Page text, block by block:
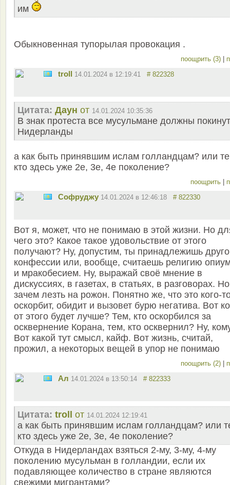
им
Обыкновенная тупорылая провокация .
поощрить (3)
troll 14.01.2024 в 12:19:41 # 822328
Цитата: Даун от 14.01.2024 10:35:36
В знак протеста все мусульмане должны
Нидерланды
а как быть принявшим ислам голландцам? или
кто здесь уже 2е, 3е, 4е поколение?
поощрить
Софруджу 14.01.2024 в 12:46:18 # 822330
Вот я, может, что не понимаю в этой жизни. Но
чего это? Какое такое удовольствие от этого
получают? Ну, допустим, ты принадлежишь
конфессии или, вообще, считаешь религию
и мракобесием. Ну, выражай своё мнение в
дискуссиях, в газетах, в статьях, в разговорах. Но
зачем лезть на рожон. Понятно же, что это кого-
оскорбит, обидит и вызовет бурю негатива. Вот
от этого будет лучше? Тем, кто оскорбился за
осквернение Корана, тем, кто осквернил? Ну,
Вот какой тут смысл, кайф. Вот жизнь, считай,
прожил, а некоторых вещей в упор не понимаю
поощрить (2)
Ал 14.01.2024 в 13:50:14 # 822333
Цитата: troll от 14.01.2024 12:19:41
а как быть принявшим ислам голландцам? или
кто здесь уже 2е, 3е, 4е поколение?
Откуда в Нидерландах взяться 2-му, 3-му, 4-му
поколению мусульман в голландии, если их
подавляющее количество в стране являются
свежими мигрантами?